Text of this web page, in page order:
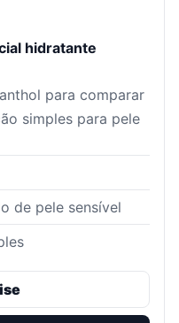
hidratante
para comparar
simples para pele
de pele sensível